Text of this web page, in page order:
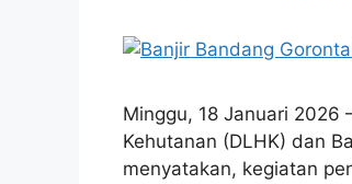
Minggu, 18 Januari 2026
Kehutanan (DLHK) dan
menyatakan, kegiatan